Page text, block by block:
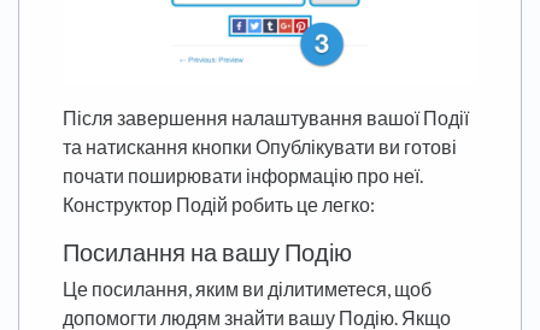
Після завершення налаштування вашої Події
та натискання кнопки Опублікувати ви готові
почати поширювати інформацію про неї.
Конструктор Подій робить це легко:
Посилання на вашу Подію
Це посилання, яким ви ділитиметеся, щоб
допомогти людям знайти вашу Подію. Якщо